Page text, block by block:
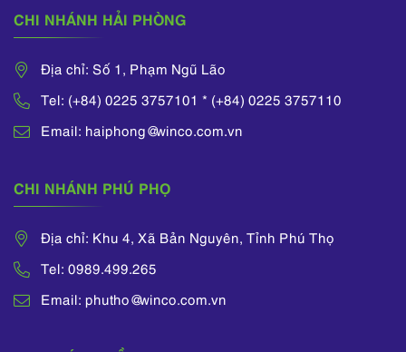
CHI NHÁNH HẢI PHÒNG
Địa chỉ: Số 1, Phạm Ngũ Lão
Tel: (+84) 0225 3757101 * (+84) 0225 3757110
Email: haiphong@winco.com.vn
CHI NHÁNH PHÚ PHỌ
Địa chỉ: Khu 4, Xã Bản Nguyên, Tỉnh Phú Thọ
Tel: 0989.499.265
Email: phutho@winco.com.vn